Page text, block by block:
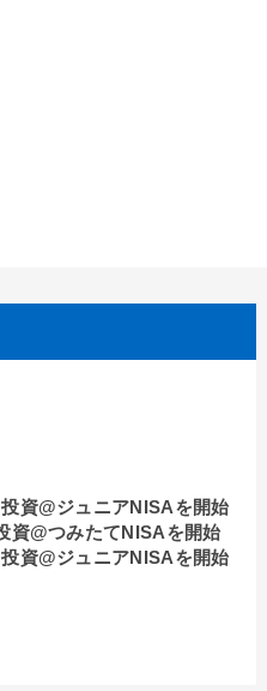
資@ジュニアNISAを開始
資@つみたてNISAを開始
資@ジュニアNISAを開始